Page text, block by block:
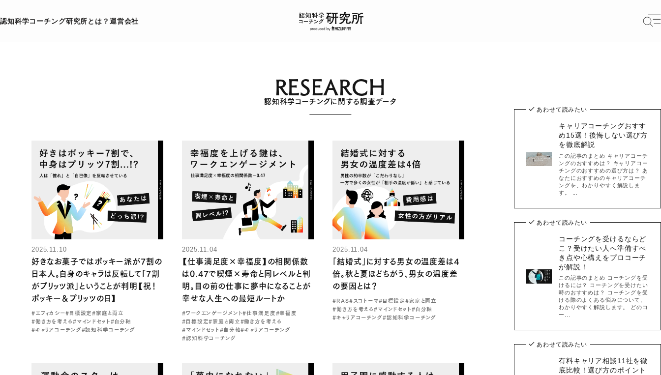
認知科学コーチング研究所とは？ 運営会社
RESEARCH
認知科学コーチングに関する調査データ
2025.11.10
好きなお菓子ではポッキー派が7割の
日本人。自身のキャラは反転して「7割
がプリッツ派」ということが判明【祝！
ポッキー＆プリッツの日】
#エフィカシー#目標設定#家庭と両立
#働き方を考える#マインドセット#自分軸
#キャリアコーチング#認知科学コーチング
2025.11.04
【仕事満足度×幸福度】の相関係数
は0.47で喫煙×寿命と同レベルと判
明。目の前の仕事に夢中になることが
幸せな人生への最短ルートか
#ワークエンゲージメント#仕事満足度#幸福度
#目標設定#家庭と両立#働き方を考える
#マインドセット#自分軸#キャリアコーチング
#認知科学コーチング
2025.11.04
「結婚式」に対する男女の温度差は4
倍。秋と夏ほどちがう、男女の温度差
の要因とは？
#RAS#スコトーマ#目標設定#家庭と両立
#働き方を考える#マインドセット#自分軸
#キャリアコーチング#認知科学コーチング
あわせて読みたい
キャリアコーチングおすす
め15選！後悔しない選び方
を徹底解説
この記事のまとめ キャリアコーチ
ングのおすすめは？ キャリアコー
チングのおすすめの選び方は？ あ
なたにおすすめのキャリアコーチ
ングを、わかりやすく解説しま
す。 ...
あわせて読みたい
コーチングを受けるならど
こ？受けたい人へ準備すべ
き点や心構えをプロコーチ
が解説！
この記事のまとめ コーチングを受
けるには？ コーチングを受けたい
時のおすすめは？ コーチングを受
ける際のよくある悩みについて、
わかりやすく解説します。 どのコ
ー...
あわせて読みたい
有料キャリア相談11社を徹
底比較！選び方のポイント